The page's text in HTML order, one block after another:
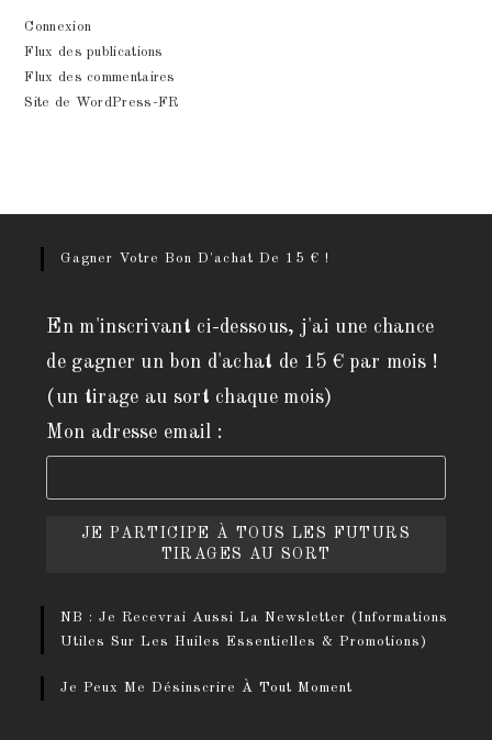
Connexion
Flux des publications
Flux des commentaires
Site de WordPress-FR
Gagner Votre Bon D'achat De 15 € !
En m'inscrivant ci-dessous, j'ai une chance
de gagner un bon d'achat de 15 € par mois !
(un tirage au sort chaque mois)
Mon adresse email :
NB : Je Recevrai Aussi La Newsletter (informations
Utiles Sur Les Huiles Essentielles & Promotions)
Je Peux Me Désinscrire À Tout Moment